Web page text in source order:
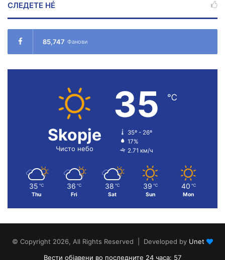
СЛЕДЕТЕ НÉ
85,747 Фанови
Skopje
Чисто небо
35 ℃
35º - 26º
17%
2.71 км/ч
35 ℃
Thu
36 ℃
Fri
38 ℃
Sat
39 ℃
Sun
40 ℃
Mon
© Copyright 2026, All Rights Reserved | Developed by Unet
Вести објавени во последните 24 часа: 57